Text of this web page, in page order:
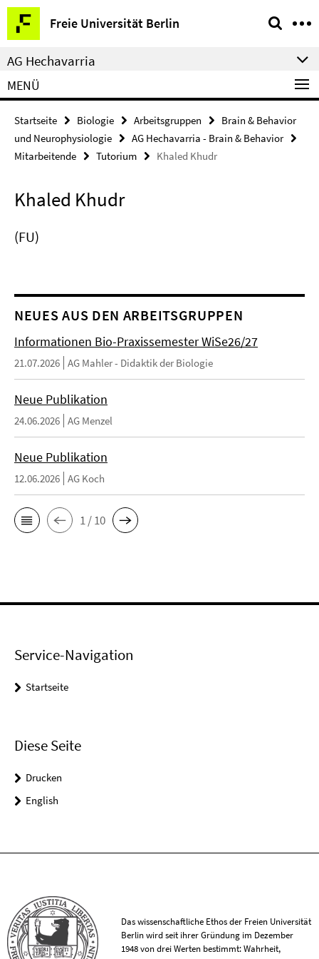
Springe
direkt
zu
Inhalt
Freie Universität Berlin
Service-
Navigation
AG Hechavarria
MENÜ
Startseite Biologie Arbeitsgruppen
Brain & Behavior
und Neurophysiologie
AG Hechavarria - Brain & Behavior
Mitarbeitende
Tutorium Khaled Khudr
Khaled Khudr
(FU)
NEUES AUS DEN ARBEITSGRUPPEN
Informationen Bio-Praxissemester WiSe26/27
21.07.2026 AG Mahler - Didaktik der Biologie
Neue Publikation
24.06.2026 AG Menzel
Neue Publikation
12.06.2026 AG Koch
1 / 10
Service-Navigation
Startseite
Diese Seite
Drucken
English
Das wissenschaftliche Ethos der Freien Universität
Berlin wird seit ihrer Gründung im Dezember
1948 von drei Werten bestimmt: Wahrheit,